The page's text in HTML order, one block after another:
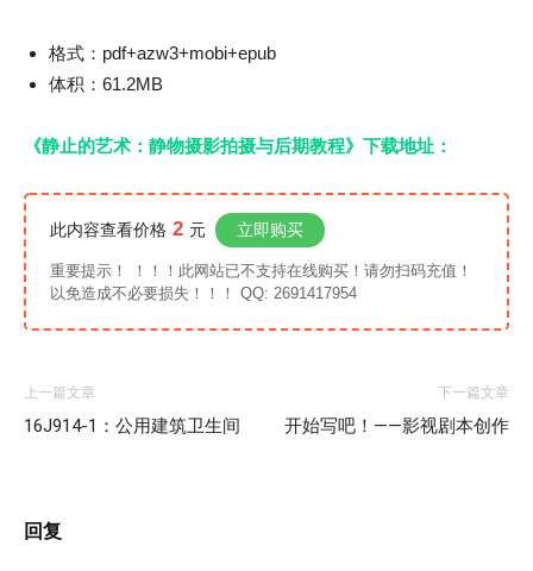
格式：pdf+azw3+mobi+epub
体积：61.2MB
《静止的艺术：静物摄影拍摄与后期教程》下载地址：
此内容查看价格 2 元 立即购买
重要提示！ ！！！此网站已不支持在线购买！请勿扫码充值！
以免造成不必要损失！！！ QQ: 2691417954
上一篇文章
16J914-1：公用建筑卫生间
下一篇文章
开始写吧！——影视剧本创作
回复